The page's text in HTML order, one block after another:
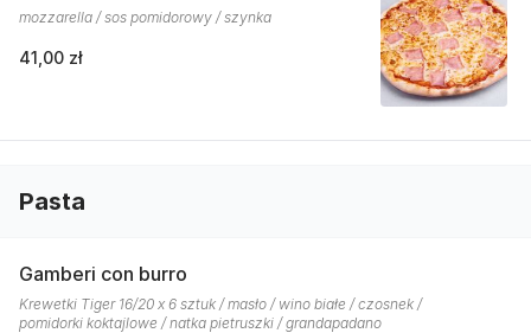
mozzarella / sos pomidorowy / szynka
41,00 zł
Pasta
Gamberi con burro
Krewetki Tiger 16/20 x 6 sztuk / masło / wino białe / czosnek /
pomidorki koktajlowe / natka pietruszki / grandapadano